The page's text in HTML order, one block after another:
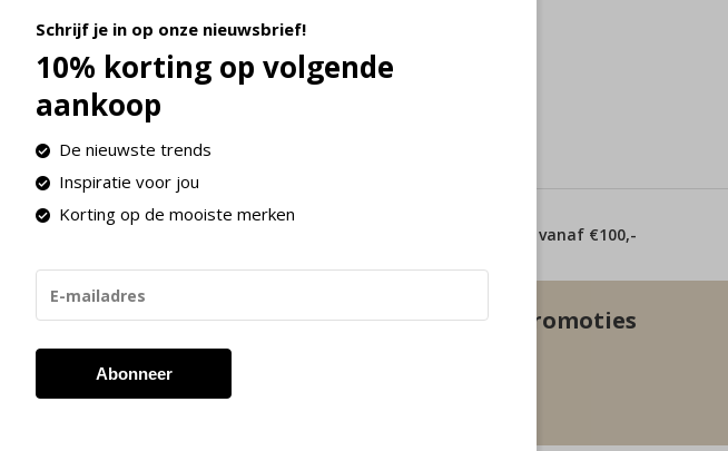
Schrijf je in op onze nieuwsbrief!
10% korting op volgende
aankoop
De nieuwste trends
Inspiratie voor jou
Korting op de mooiste merken
Abonneer
Gratis verzending vanaf €100,-
Ontvang de nieuwste aanbiedingen en promoties